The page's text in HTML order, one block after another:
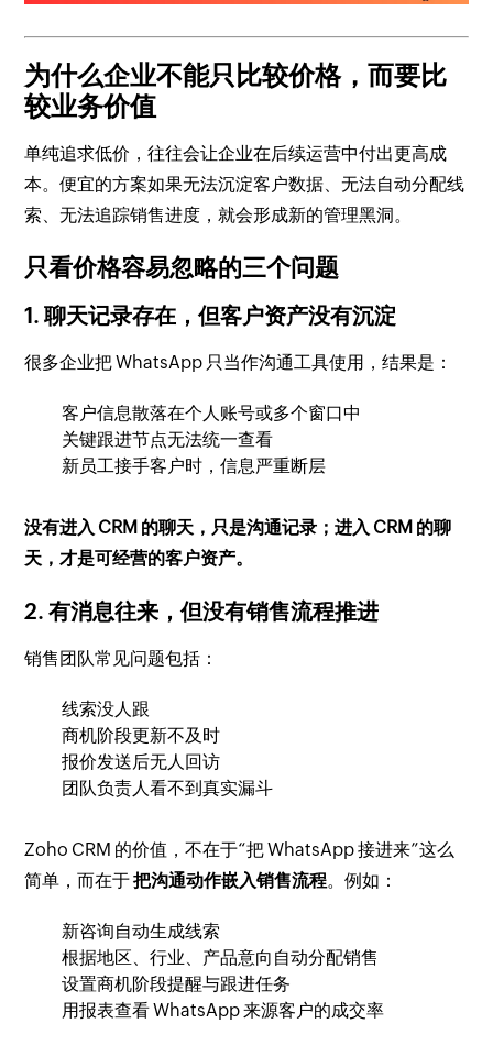
为什么企业不能只比较价格，而要比
较业务价值
单纯追求低价，往往会让企业在后续运营中付出更高成
本。便宜的方案如果无法沉淀客户数据、无法自动分配线
索、无法追踪销售进度，就会形成新的管理黑洞。
只看价格容易忽略的三个问题
1. 聊天记录存在，但客户资产没有沉淀
很多企业把 WhatsApp 只当作沟通工具使用，结果是：
客户信息散落在个人账号或多个窗口中
关键跟进节点无法统一查看
新员工接手客户时，信息严重断层
没有进入 CRM 的聊天，只是沟通记录；进入 CRM 的聊
天，才是可经营的客户资产。
2. 有消息往来，但没有销售流程推进
销售团队常见问题包括：
线索没人跟
商机阶段更新不及时
报价发送后无人回访
团队负责人看不到真实漏斗
Zoho CRM 的价值，不在于“把 WhatsApp 接进来”这么
简单，而在于把沟通动作嵌入销售流程。例如：
新咨询自动生成线索
根据地区、行业、产品意向自动分配销售
设置商机阶段提醒与跟进任务
用报表查看 WhatsApp 来源客户的成交率